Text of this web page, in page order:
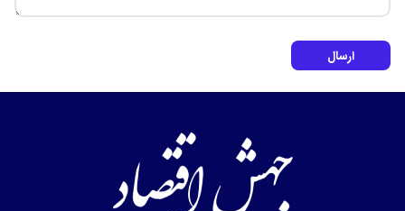
ارسال